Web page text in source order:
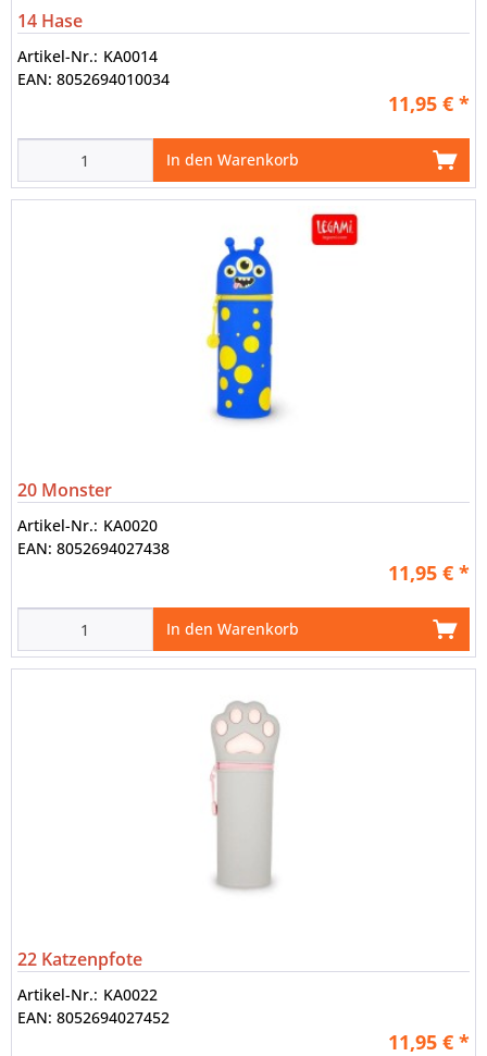
14 Hase
Artikel-Nr.: KA0014
EAN: 8052694010034
11,95 € *
In den Warenkorb
20 Monster
Artikel-Nr.: KA0020
EAN: 8052694027438
11,95 € *
In den Warenkorb
22 Katzenpfote
Artikel-Nr.: KA0022
EAN: 8052694027452
11,95 € *